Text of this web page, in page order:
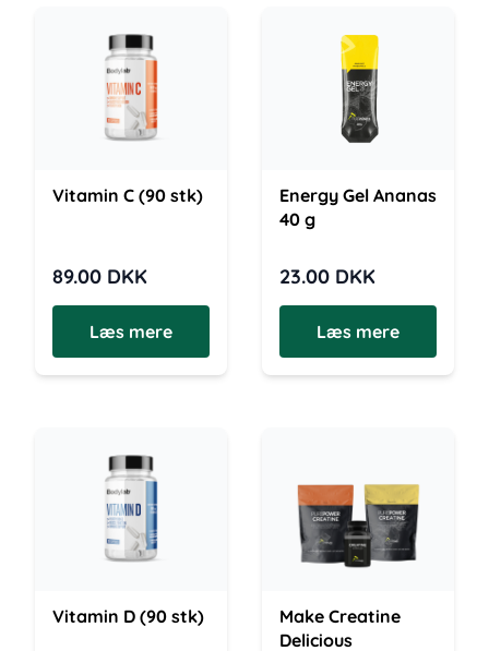
Vitamin C (90 stk)
89.00 DKK
Læs mere
Energy Gel Ananas
40 g
23.00 DKK
Læs mere
Vitamin D (90 stk)
Make Creatine
Delicious